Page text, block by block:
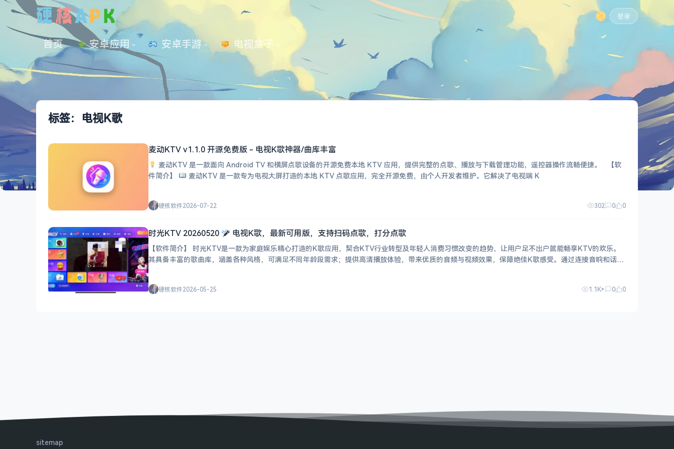
登录
首页 安卓应用 安卓手游 电视盒子
标签：电视K歌
麦动KTV v1.1.0 开源免费版 - 电视K歌神器/曲库丰富
麦动KTV 是一款面向 Android TV 和横屏点歌设备的开源免费本地 KTV 应用，提供完整的点歌、播放与下载管理功能，遥控器操作流畅便捷。 【软
件简介】
麦动KTV 是一款专为电视大屏打造的本地 KTV 点歌应用，完全开源免费，由个人开发者维护。它解决了电视端 K
硬核软件2026-07-22 302 0 0
时光KTV 20260520 电视K歌，最新可用版，支持扫码点歌，打分点歌
【软件简介】 时光KTV是一款为家庭娱乐精心打造的K歌应用，契合KTV行业转型及年轻人消费习惯改变的趋势，让用户足不出户就能畅享KTV的欢乐。
其具备丰富的歌曲库，涵盖各种风格，可满足不同年龄段需求；提供高清播放体验，带来优质的音频与视频效果，保障绝佳K歌感受。通过连接音响和话
硬核软件2026-05-25 1.1K+ 0 0
sitemap